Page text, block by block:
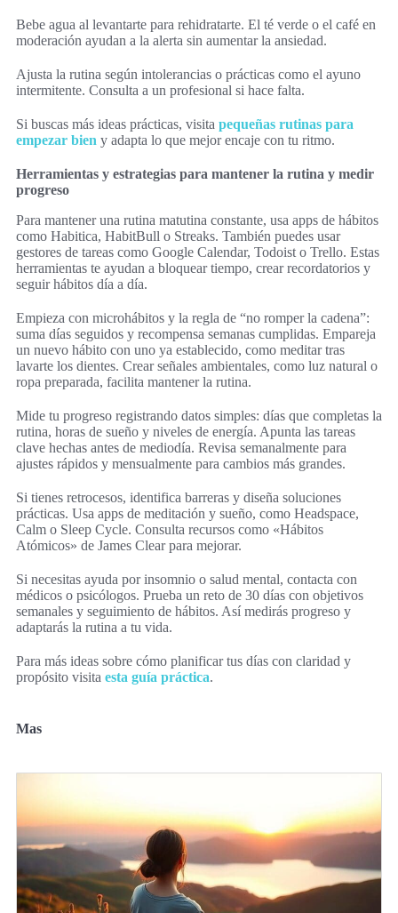
Bebe agua al levantarte para rehidratarte. El té verde o el café en
moderación ayudan a la alerta sin aumentar la ansiedad.
Ajusta la rutina según intolerancias o prácticas como el ayuno
intermitente. Consulta a un profesional si hace falta.
Si buscas más ideas prácticas, visita pequeñas rutinas para
empezar bien y adapta lo que mejor encaje con tu ritmo.
Herramientas y estrategias para mantener la rutina y medir
progreso
Para mantener una rutina matutina constante, usa apps de hábitos
como Habitica, HabitBull o Streaks. También puedes usar
gestores de tareas como Google Calendar, Todoist o Trello. Estas
herramientas te ayudan a bloquear tiempo, crear recordatorios y
seguir hábitos día a día.
Empieza con microhábitos y la regla de “no romper la cadena”:
suma días seguidos y recompensa semanas cumplidas. Empareja
un nuevo hábito con uno ya establecido, como meditar tras
lavarte los dientes. Crear señales ambientales, como luz natural o
ropa preparada, facilita mantener la rutina.
Mide tu progreso registrando datos simples: días que completas la
rutina, horas de sueño y niveles de energía. Apunta las tareas
clave hechas antes de mediodía. Revisa semanalmente para
ajustes rápidos y mensualmente para cambios más grandes.
Si tienes retrocesos, identifica barreras y diseña soluciones
prácticas. Usa apps de meditación y sueño, como Headspace,
Calm o Sleep Cycle. Consulta recursos como «Hábitos
Atómicos» de James Clear para mejorar.
Si necesitas ayuda por insomnio o salud mental, contacta con
médicos o psicólogos. Prueba un reto de 30 días con objetivos
semanales y seguimiento de hábitos. Así medirás progreso y
adaptarás la rutina a tu vida.
Para más ideas sobre cómo planificar tus días con claridad y
propósito visita esta guía práctica.
Mas